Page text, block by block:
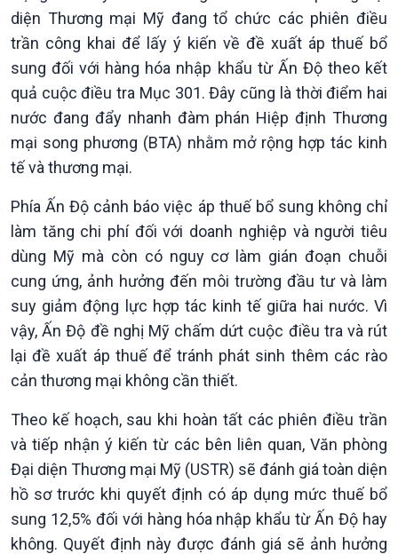
Khởi nghiệp
Tuyên chiến với gian lận
thương mại
Tâm tình biên giới và hải
đảo
Tìm hiểu biển, đảo Việt
Nam
Xã hội
Tin Đời sống & Xã hội
360 độ Sức khỏe
Chuyển đổi Xanh
Tài nguyên và Môi trường
Chuyên gia của bạn
Xã hội chuyển động
Bước chân đến trường
Khoa học & Công nghệ
Tin Khoa học & Công nghệ
Kết nối công nghệ
Sống chung với biến đổi
khí hậu
diện Thương mại Mỹ đang tổ chức các phiên điều
trần công khai để lấy ý kiến về đề xuất áp thuế bổ
sung đối với hàng hóa nhập khẩu từ Ấn Độ theo kết
quả cuộc điều tra Mục 301. Đây cũng là thời điểm hai
nước đang đẩy nhanh đàm phán Hiệp định Thương
mại song phương (BTA) nhằm mở rộng hợp tác kinh
tế và thương mại.
Phía Ấn Độ cảnh báo việc áp thuế bổ sung không chỉ
làm tăng chi phí đối với doanh nghiệp và người tiêu
dùng Mỹ mà còn có nguy cơ làm gián đoạn chuỗi
cung ứng, ảnh hưởng đến môi trường đầu tư và làm
suy giảm động lực hợp tác kinh tế giữa hai nước. Vì
vậy, Ấn Độ đề nghị Mỹ chấm dứt cuộc điều tra và rút
lại đề xuất áp thuế để tránh phát sinh thêm các rào
cản thương mại không cần thiết.
Theo kế hoạch, sau khi hoàn tất các phiên điều trần
và tiếp nhận ý kiến từ các bên liên quan, Văn phòng
Đại diện Thương mại Mỹ (USTR) sẽ đánh giá toàn diện
hồ sơ trước khi quyết định có áp dụng mức thuế bổ
sung 12,5% đối với hàng hóa nhập khẩu từ Ấn Độ hay
không. Quyết định này được đánh giá sẽ ảnh hưởng